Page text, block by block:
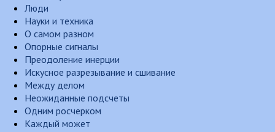
Люди
Науки и техника
О самом разном
Опорные сигналы
Преодоление инерции
Искусное разрезывание и сшивание
Между делом
Неожиданные подсчеты
Одним росчерком
Каждый может